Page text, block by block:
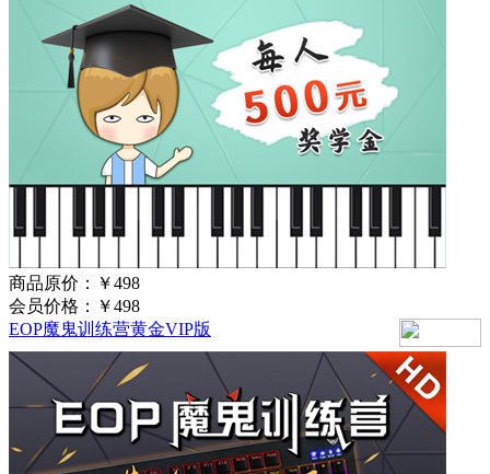
商品原价：
￥498
会员价格：
￥498
EOP魔鬼训练营黄金VIP版